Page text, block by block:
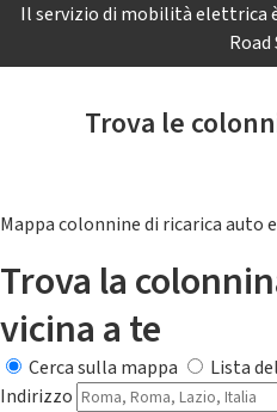
Il servizio di mobilità elettrica
Road
Trova le
Mappa colonnine di ricarica auto
Trova la
vicina a te
Cerca sulla mappa
Lista
Indirizzo